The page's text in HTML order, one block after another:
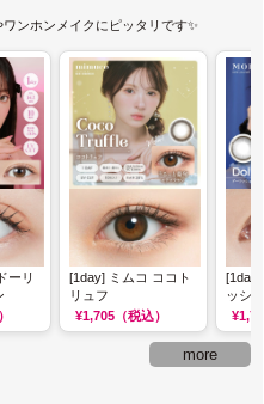
ンホンメイクにピッタリです✨
ーリ
[1day] ミムコ ココト
リュフ
¥1,705 （税込）
ッシ
more